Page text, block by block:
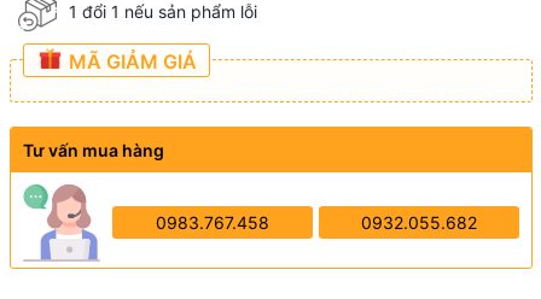
1 đổi 1 nếu sản phẩm lỗi
MÃ GIẢM GIÁ
Tư vấn mua hàng
0983.767.458 0932.055.682